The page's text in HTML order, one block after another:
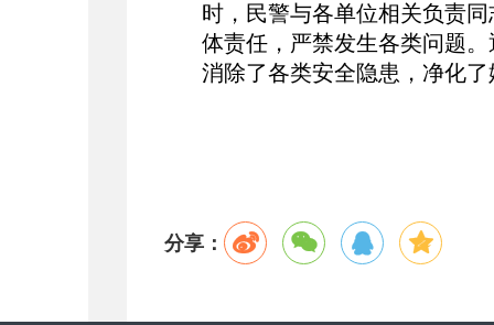
时，民警与各单位相关负责
体责任，严禁发生各类问题
消除了各类安全隐患，净化
分享：